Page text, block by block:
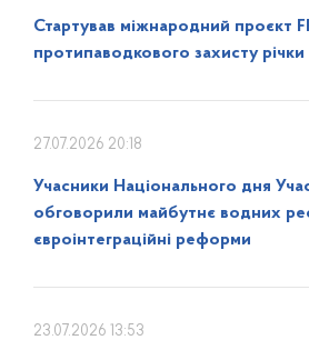
Стартував міжнародний проєкт
протипаводкового захисту річки
27.07.2026 20:18
Учасники Національного дня
обговорили майбутнє водних
євроінтеграційні реформи
23.07.2026 13:53